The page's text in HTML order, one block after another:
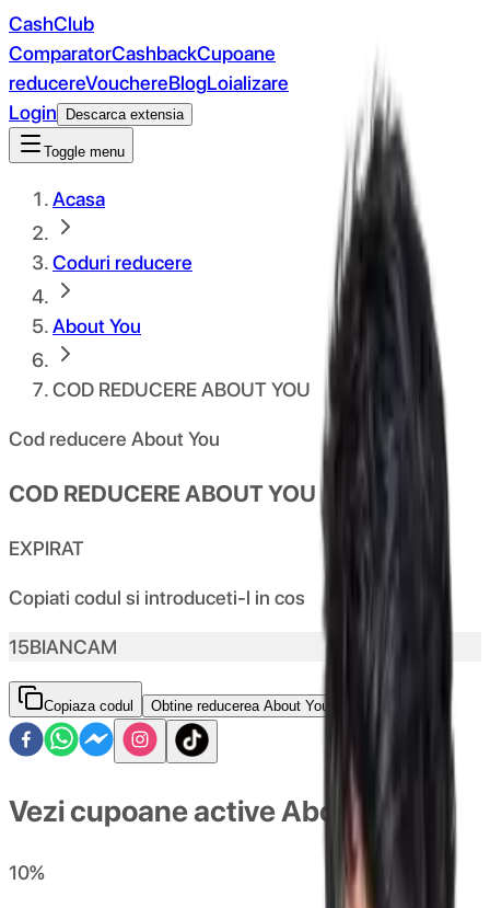
CashClub
ComparatorCashbackCupoane
reducereVouchereBlogLoializare
Login
Descarca extensia
Toggle menu
Acasa
Coduri reducere
About You
COD REDUCERE ABOUT YOU
Cod reducere About You
COD REDUCERE ABOUT YOU
EXPIRAT
Copiati codul si introduceti-l in cos
15BIANCAM
Copiaza codul Obtine reducerea About You
Vezi cupoane active About You
10%